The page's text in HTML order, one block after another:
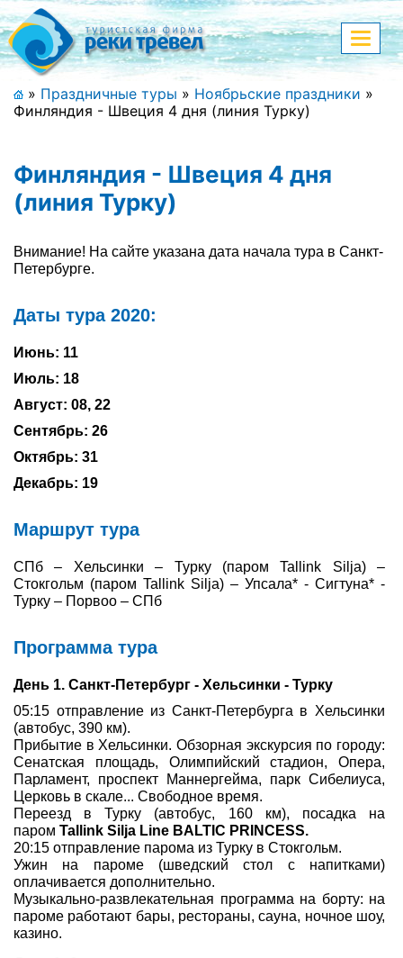
Меню
+7 (911) 182-44-68
Адрес офиса, контакты
Полная версия сайта
Главная
Праздничные туры
Страны и направления
Поиск тура
Туры по России
Автобусные туры
Авиабилеты
О компании
Отзывы
меню
» Праздничные туры » Ноябрьские праздники »
Финляндия - Швеция 4 дня (линия Турку)
Финляндия - Швеция 4 дня
(линия Турку)
Внимание! На сайте указана дата начала тура в Санкт-
Петербурге.
Даты тура 2020:
Июнь: 11
Июль: 18
Август: 08, 22
Сентябрь: 26
Октябрь: 31
Декабрь: 19
Маршрут тура
СПб – Хельсинки – Турку (паром Tallink Silja) –
Стокгольм (паром Tallink Silja) – Упсала* - Сигтуна* -
Турку – Порвоо – СПб
Программа тура
День 1. Санкт-Петербург - Хельсинки - Турку
05:15 отправление из Санкт-Петербурга в Хельсинки
(автобус, 390 км).
Прибытие в Хельсинки. Обзорная экскурсия по городу:
Сенатская площадь, Олимпийский стадион, Опера,
Парламент, проспект Маннергейма, парк Сибелиуса,
Церковь в скале... Свободное время.
Переезд в Турку (автобус, 160 км), посадка на
паром Tallink Silja Line BALTIC PRINCESS.
20:15 отправление парома из Турку в Стокгольм.
Ужин на пароме (шведский стол с напитками)
оплачивается дополнительно.
Музыкально-развлекательная программа на борту: на
пароме работают бары, рестораны, сауна, ночное шоу,
казино.